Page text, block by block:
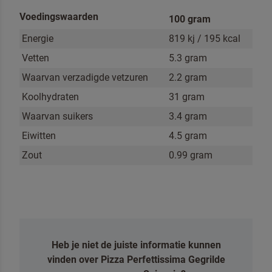
Voedingswaarden
100 gram
Energie
819 kj / 195 kcal
Vetten
5.3 gram
Waarvan verzadigde vetzuren
2.2 gram
Koolhydraten
31 gram
Waarvan suikers
3.4 gram
Eiwitten
4.5 gram
Zout
0.99 gram
Heb je niet de juiste informatie kunnen
vinden over Pizza Perfettissima Gegrilde